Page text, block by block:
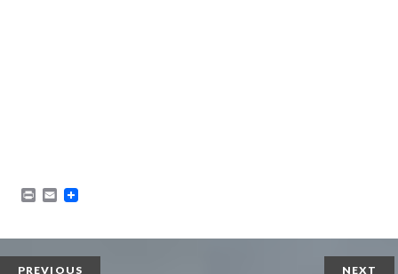
P
n
E
i
PREVIOUS NEXT